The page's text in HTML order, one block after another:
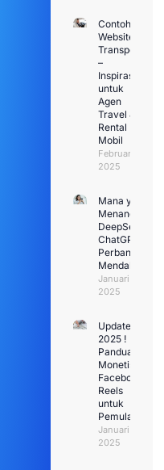
Contoh
Website
Transport
–
Inspirasi
untuk
Agen
Travel &
Rental
Mobil
Februari 1,
2025
Mana yang
Menang:
DeepSeek VS
ChatGPT?
Perbandingan
Mendalam
Januari 30,
2025
Update
2025 !
Panduan
Monetisasi
Facebook
Reels
untuk
Pemula
Januari 29,
2025